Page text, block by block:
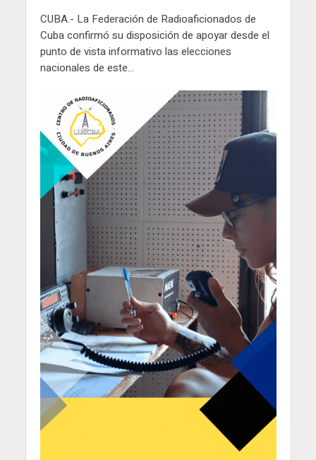
CUBA.- La Federación de Radioaficionados de
Cuba confirmó su disposición de apoyar desde el
punto de vista informativo las elecciones
nacionales de este...